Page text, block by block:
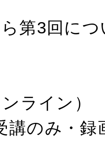
第3回に
ライン）
講のみ・録